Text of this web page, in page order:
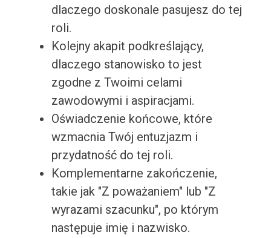
dlaczego doskonale pasujesz do tej
roli.
Kolejny akapit podkreślający,
dlaczego stanowisko to jest
zgodne z Twoimi celami
zawodowymi i aspiracjami.
Oświadczenie końcowe, które
wzmacnia Twój entuzjazm i
przydatność do tej roli.
Komplementarne zakończenie,
takie jak "Z poważaniem" lub "Z
wyrazami szacunku", po którym
następuje imię i nazwisko.